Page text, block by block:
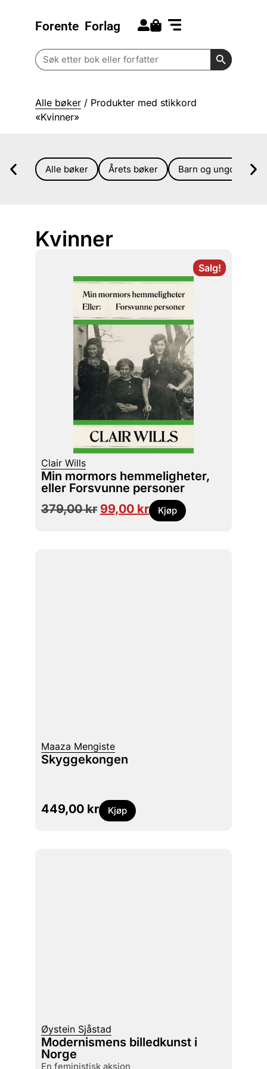
Forente Forlag
Search
for:
Search
Alle bøker / Produkter med stikkord
«Kvinner»
Alle bøker Årets bøker Barn og ungdom
Kvinner
Salg!
Clair Wills
Min mormors hemmeligheter,
eller Forsvunne personer
379,00kr 99,00 kr Kjøp
Maaza Mengiste
Skyggekongen
449,00 kr Kjøp
Øystein Sjåstad
Modernismens billedkunst i
Norge
en feministisk aksjon